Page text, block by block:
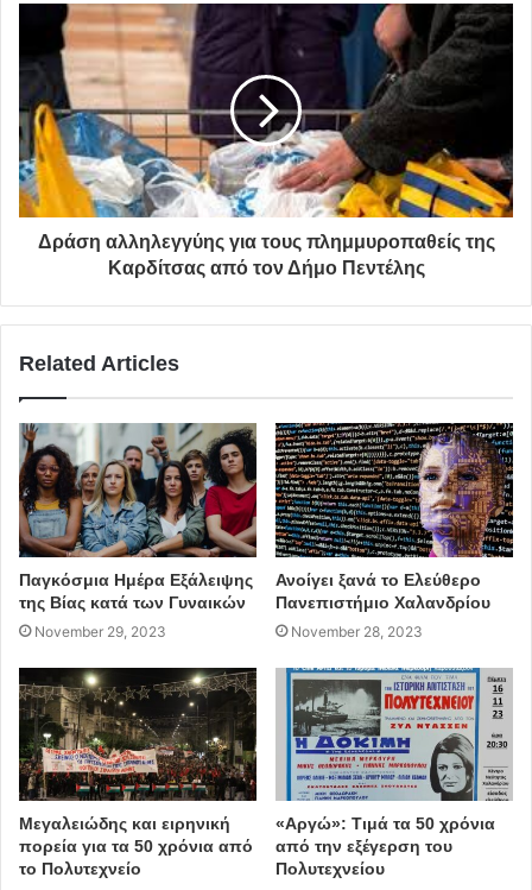
Δράση αλληλεγγύης για τους πλημμυροπαθείς της
Καρδίτσας από τον Δήμο Πεντέλης
Related Articles
Παγκόσμια Ημέρα Εξάλειψης
της Βίας κατά των Γυναικών
November 29, 2023
Ανοίγει ξανά το Ελεύθερο
Πανεπιστήμιο Χαλανδρίου
November 28, 2023
Μεγαλειώδης και ειρηνική
πορεία για τα 50 χρόνια από
το Πολυτεχνείο
«Αργώ»: Τιμά τα 50 χρόνια
από την εξέγερση του
Πολυτεχνείου